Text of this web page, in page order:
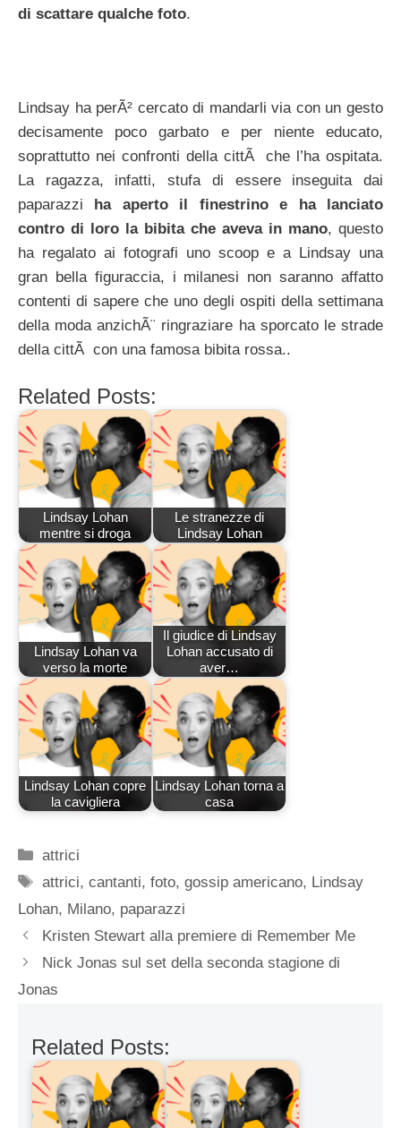
di scattare qualche foto.
Lindsay ha perÃ² cercato di mandarli via con un gesto
decisamente poco garbato e per niente educato,
soprattutto nei confronti della cittÃ che l’ha ospitata.
La ragazza, infatti, stufa di essere inseguita dai
paparazzi ha aperto il finestrino e ha lanciato
contro di loro la bibita che aveva in mano, questo
ha regalato ai fotografi uno scoop e a Lindsay una
gran bella figuraccia, i milanesi non saranno affatto
contenti di sapere che uno degli ospiti della settimana
della moda anzichÃ¨ ringraziare ha sporcato le strade
della cittÃ con una famosa bibita rossa..
Related Posts:
Lindsay Lohan
mentre si droga
Le stranezze di
Lindsay Lohan
Lindsay Lohan va
verso la morte
Il giudice di Lindsay
Lohan accusato di
aver…
Lindsay Lohan copre
la cavigliera
Lindsay Lohan torna a
casa
Categorie
attrici
Tag
attrici,cantanti,foto,gossip americano, Lindsay
Lohan, Milano, paparazzi
Kristen Stewart alla premiere di Remember Me
Nick Jonas sul set della seconda stagione di
Jonas
Related Posts: